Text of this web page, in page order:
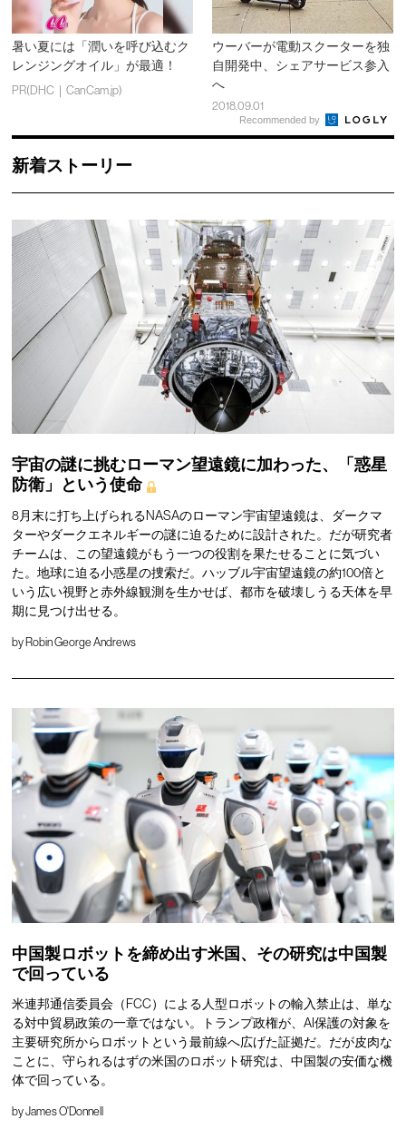
暑い夏には「潤いを呼び込むク
レンジングオイル」が最適！
PR(DHC｜CanCam.jp)
ウーバーが電動スクーターを独
自開発中、シェアサービス参入
へ
2018.09.01
Recommended by
新着ストーリー
宇宙の謎に挑むローマン望遠鏡に加わった、「惑星
防衛」という使命
8月末に打ち上げられるNASAのローマン宇宙望遠鏡は、ダークマ
ターやダークエネルギーの謎に迫るために設計された。だが研究者
チームは、この望遠鏡がもう一つの役割を果たせることに気づい
た。地球に迫る小惑星の捜索だ。ハッブル宇宙望遠鏡の約100倍と
いう広い視野と赤外線観測を生かせば、都市を破壊しうる天体を早
期に見つけ出せる。
by Robin George Andrews
中国製ロボットを締め出す米国、その研究は中国製
で回っている
米連邦通信委員会（FCC）による人型ロボットの輸入禁止は、単な
る対中貿易政策の一章ではない。トランプ政権が、AI保護の対象を
主要研究所からロボットという最前線へ広げた証拠だ。だが皮肉な
ことに、守られるはずの米国のロボット研究は、中国製の安価な機
体で回っている。
byJames O'Donnell